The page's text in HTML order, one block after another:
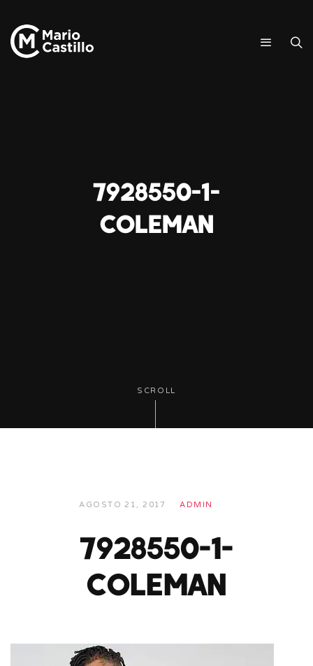
7928550-1-
coleman
SCROLL
AGOSTO 21, 2017 ADMIN
7928550-1-
coleman